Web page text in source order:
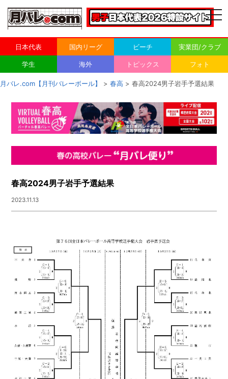
日本代表 国内リーグ ビーチ 実業団/クラブ
学生 海外 トピックス フォト
月バレ.com【月刊バレーボール】 > 春高 > 春高2024男子岩手予選結果
春高2024男子岩手予選結果
2023.11.13